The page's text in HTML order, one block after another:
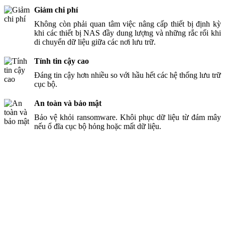
Giảm chi phí
Không còn phải quan tâm việc nâng cấp thiết bị định kỳ
khi các thiết bị NAS đầy dung lượng và những rắc rối khi
di chuyển dữ liệu giữa các nơi lưu trữ.
Tính tin cậy cao
Đáng tin cậy hơn nhiều so với hầu hết các hệ thống lưu trữ
cục bộ.
An toàn và bảo mật
Bảo vệ khỏi ransomware. Khôi phục dữ liệu từ đám mây
nếu ổ đĩa cục bộ hỏng hoặc mất dữ liệu.